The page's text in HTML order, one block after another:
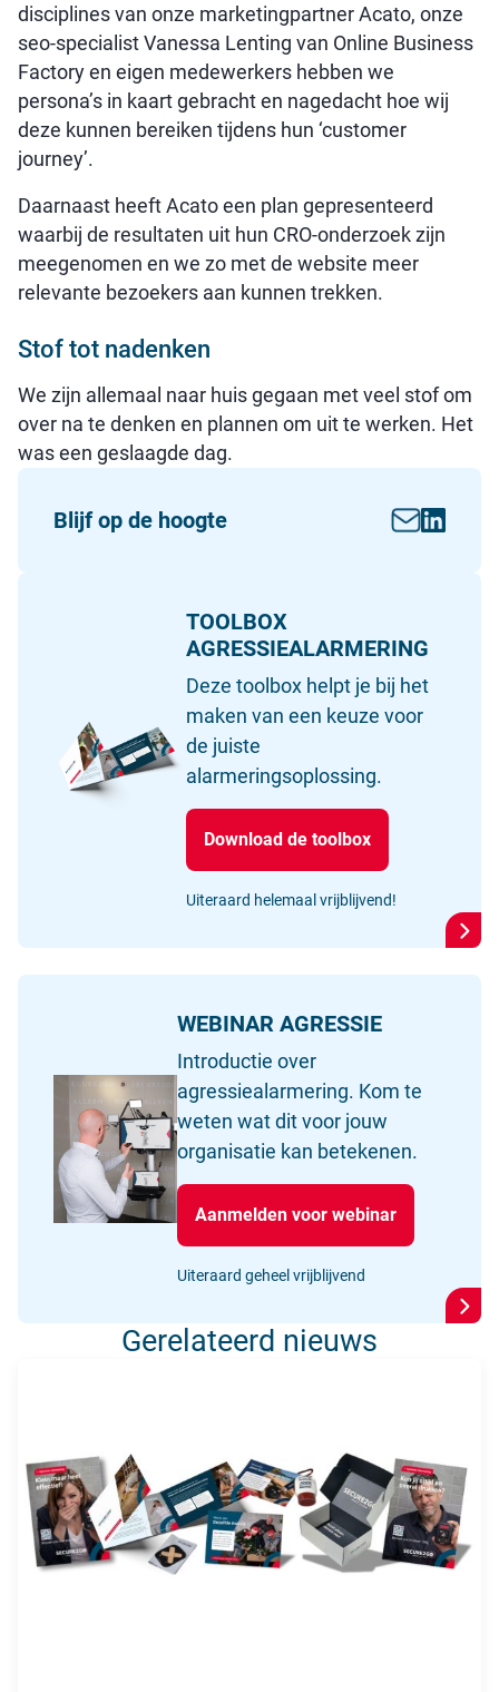
disciplines van onze marketingpartner Acato, onze
seo-specialist Vanessa Lenting van Online Business
Factory en eigen medewerkers hebben we
persona’s in kaart gebracht en nagedacht hoe wij
deze kunnen bereiken tijdens hun ‘customer
journey’.
Daarnaast heeft Acato een plan gepresenteerd
waarbij de resultaten uit hun CRO-onderzoek zijn
meegenomen en we zo met de website meer
relevante bezoekers aan kunnen trekken.
Stof tot nadenken
We zijn allemaal naar huis gegaan met veel stof om
over na te denken en plannen om uit te werken. Het
was een geslaagde dag.
Blijf op de hoogte
TOOLBOX
AGRESSIEALARMERING
Deze toolbox helpt je bij het
maken van een keuze voor
de juiste
alarmeringsoplossing.
Download de toolbox
Uiteraard helemaal vrijblijvend!
WEBINAR AGRESSIE
Introductie over
agressiealarmering. Kom te
weten wat dit voor jouw
organisatie kan betekenen.
Aanmelden voor webinar
Uiteraard geheel vrijblijvend
Gerelateerd nieuws